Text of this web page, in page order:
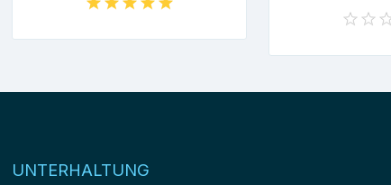
UNTERHALTUNG